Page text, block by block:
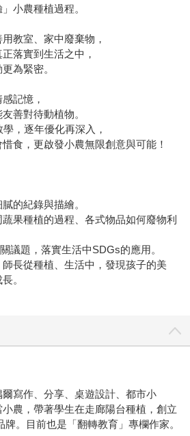
小農種植過程。
教室、家中廢棄物，
落實到生活之中，
為緊密。
記憶，
善對待動植物。
，逐年優化再深入，
食，更啟發小農無限創意與可能！
的紀錄與描繪。
果種植的過程、各式物品如何廢物利
議題，落實生活中SDGs的應用。
長從種植、生活中，發現孩子的美
。
寫作、分享、桌遊設計、都市小
農，帶著學生在走廊陽台種植，創立
牌。目前也是「翻轉教育」專欄作家。